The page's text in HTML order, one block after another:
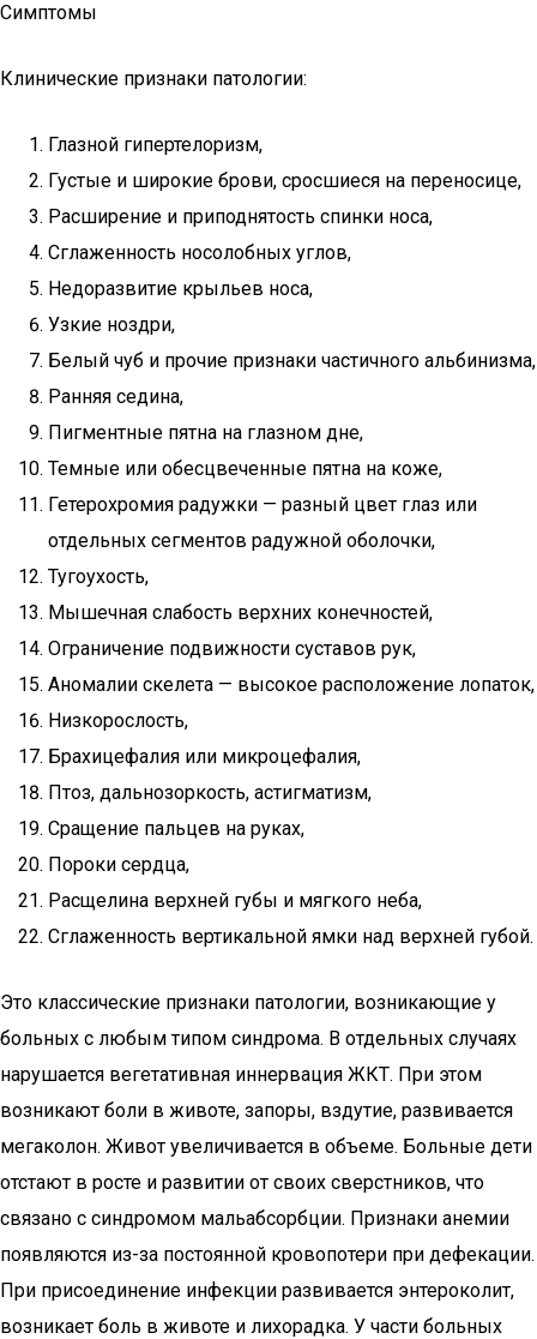
Симптомы
Клинические признаки патологии:
Глазной гипертелоризм,
Густые и широкие брови, сросшиеся на переносице,
Расширение и приподнятость спинки носа,
Сглаженность носолобных углов,
Недоразвитие крыльев носа,
Узкие ноздри,
Белый чуб и прочие признаки частичного альбинизма,
Ранняя седина,
Пигментные пятна на глазном дне,
Темные или обесцвеченные пятна на коже,
Гетерохромия радужки — разный цвет глаз или
отдельных сегментов радужной оболочки,
Тугоухость,
Мышечная слабость верхних конечностей,
Ограничение подвижности суставов рук,
Аномалии скелета — высокое расположение лопаток,
Низкорослость,
Брахицефалия или микроцефалия,
Птоз, дальнозоркость, астигматизм,
Сращение пальцев на руках,
Пороки сердца,
Расщелина верхней губы и мягкого неба,
Сглаженность вертикальной ямки над верхней губой.
Это классические признаки патологии, возникающие у
больных с любым типом синдрома. В отдельных случаях
нарушается вегетативная иннервация ЖКТ. При этом
возникают боли в животе, запоры, вздутие, развивается
мегаколон. Живот увеличивается в объеме. Больные дети
отстают в росте и развитии от своих сверстников, что
связано с синдромом мальабсорбции. Признаки анемии
появляются из-за постоянной кровопотери при дефекации.
При присоединение инфекции развивается энтероколит,
возникает боль в животе и лихорадка. У части больных